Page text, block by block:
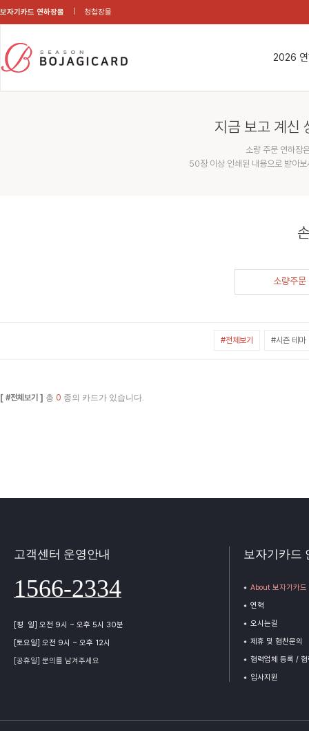
보자기카드 연하장몰 청첩장몰
2026
지금 보고 계신
소량 주문 연하장
50장 이상 인쇄된 내용으로 받아
소량주문
#전체보기 #시즌 테마
[ #전체보기 ] 총 0 종의 카드가 있습니다.
고객센터 운영안내
1566-2334
[평 일] 오전 9시 ~ 오후 5시 30분
[토요일] 오전 9시 ~ 오후 12시
[공휴일] 문의를 남겨주세요
보자기카드
About 보자기카드
연혁
오시는길
제휴 및 협찬문의
협력업체 등록 /
입사지원